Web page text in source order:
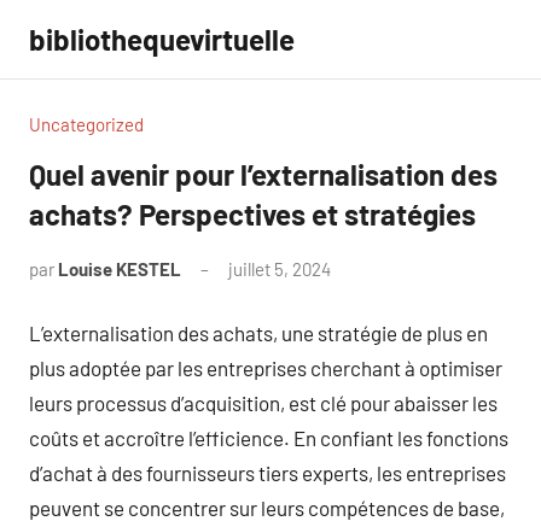
contenu
bibliothequevirtuelle
Uncategorized
Quel avenir pour l’externalisation des
achats? Perspectives et stratégies
par Louise KESTEL juillet 5, 2024
L’externalisation des achats, une stratégie de plus en
plus adoptée par les entreprises cherchant à optimiser
leurs processus d’acquisition, est clé pour abaisser les
coûts et accroître l’efficience. En confiant les fonctions
d’achat à des fournisseurs tiers experts, les entreprises
peuvent se concentrer sur leurs compétences de base,